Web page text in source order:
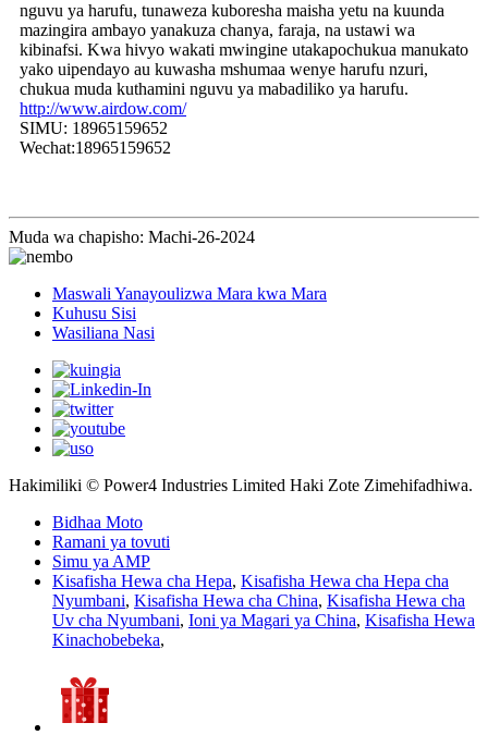
nguvu ya harufu, tunaweza kuboresha maisha yetu na kuunda
mazingira ambayo yanakuza chanya, faraja, na ustawi wa
kibinafsi. Kwa hivyo wakati mwingine utakapochukua manukato
yako uipendayo au kuwasha mshumaa wenye harufu nzuri,
chukua muda kuthamini nguvu ya mabadiliko ya harufu.
http://www.airdow.com/
SIMU: 18965159652
Wechat:18965159652
Muda wa chapisho: Machi-26-2024
Maswali Yanayoulizwa Mara kwa Mara
Kuhusu Sisi
Wasiliana Nasi
Hakimiliki © Power4 Industries Limited Haki Zote Zimehifadhiwa.
Bidhaa Moto
Ramani ya tovuti
Simu ya AMP
Kisafisha Hewa cha Hepa, Kisafisha Hewa cha Hepa cha
Nyumbani, Kisafisha Hewa cha China, Kisafisha Hewa cha
Uv cha Nyumbani, Ioni ya Magari ya China, Kisafisha Hewa
Kinachobebeka,